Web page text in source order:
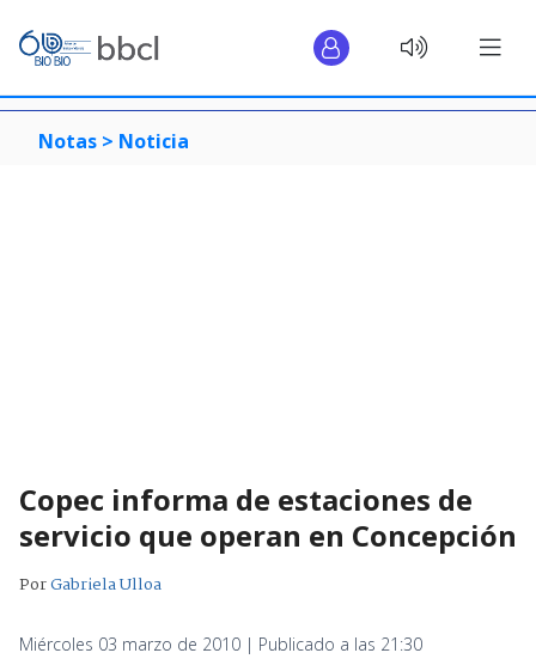
Notas > Noticia
Copec informa de estaciones de
servicio que operan en Concepción
PorGabriela Ulloa
Miércoles 03 marzo de 2010 | Publicado a las 21:30